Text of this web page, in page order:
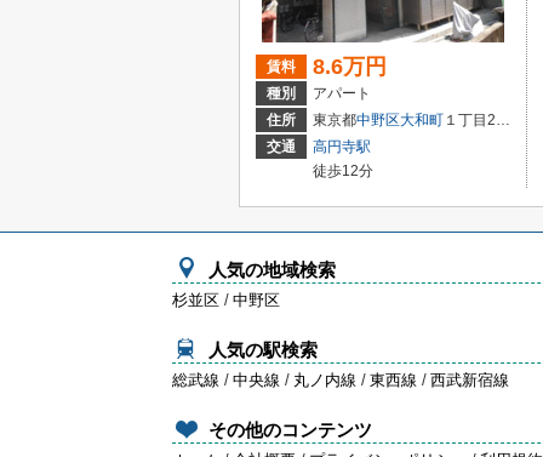
賃料 8.6万円
種別
アパート
住所
東京都中野区大和町 １丁目21－8
交通
高円寺駅
徒歩12分
人気の地域検索
杉並区 / 中野区
人気の駅検索
総武線 / 中央線 / 丸ノ内線 / 東西線 / 西武新宿線
その他のコンテンツ